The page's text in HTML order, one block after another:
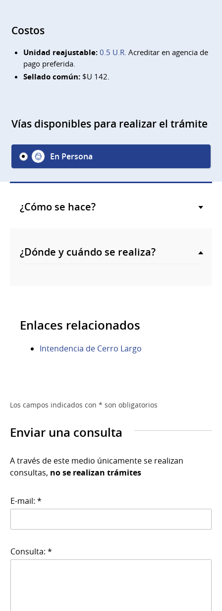
Costos
Unidad reajustable: 0.5 U.R. Acreditar en agencia de
pago preferida.
Sellado común:$U 142.
Vías disponibles para realizar el trámite
En Persona
¿Cómo se hace?
¿Dónde y cuándo se realiza?
Enlaces relacionados
Intendencia de Cerro Largo
Los campos indicados con * son obligatorios
Enviar una consulta
A través de este medio únicamente se realizan
consultas, no se realizan trámites
E-mail: *
Consulta: *